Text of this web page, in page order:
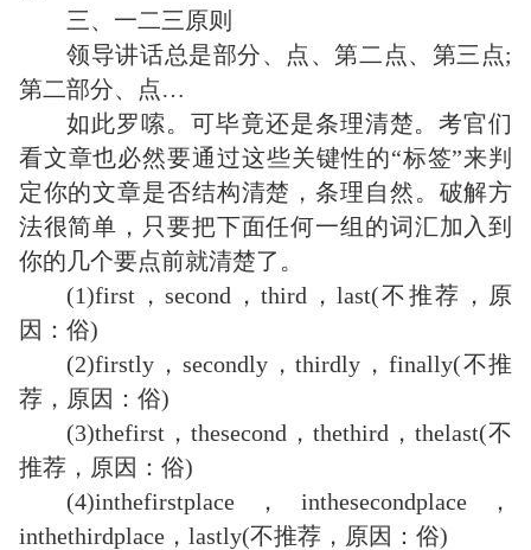
三、一二三原则
领导讲话总是部分、点、第二点、第三点;
第二部分、点…
如此罗嗦。可毕竟还是条理清楚。考官们
看文章也必然要通过这些关键性的“标签”来判
定你的文章是否结构清楚，条理自然。破解方
法很简单，只要把下面任何一组的词汇加入到
你的几个要点前就清楚了。
(1)first，second，third，last(不推荐，原
因：俗)
(2)firstly，secondly，thirdly，finally(不推
荐，原因：俗)
(3)thefirst，thesecond，thethird，thelast(不
推荐，原因：俗)
(4)inthefirstplace，inthesecondplace，
inthethirdplace，lastly(不推荐，原因：俗)